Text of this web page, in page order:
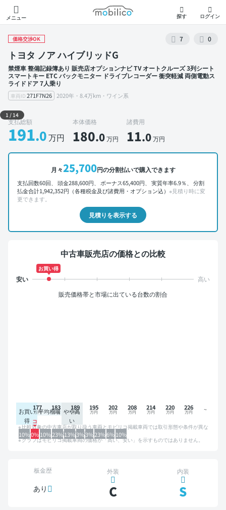
メニュー
モビリコ
探す ログイン
価格交渉OK 7 0
トヨタ ノア ハイブリッドG
禁煙車 整備記録簿あり 販売店オプションナビ TV オートクルーズ 3列シート
スマートキー ETC バックモニター ドライブレコーダー 衝突軽減 両側電動ス
ライドドア 7人乗り
車両ID 271F7N26 2020年・8.4万km・ワイン系
外装 左前
1 /14
支払総額
191.0万円
本体価格
180.0万円
諸費用
11.0万円
月々25,700円の分割払いで購入できます
支払回数60回、 頭金288,600円、 ボーナス65,400円、 実質年率6.9％、 分割
払金合計1,942,352円（各種税金及び諸費用・オプション込） ※見積り時に変
更できます。
見積りを表示する
中古車販売店の価格との比較
お買い得
販売価格帯と市場に出ている台数の割合
お買い
得
平均相場 やや高
い
10%0%10%23%13%3%3%23%6%10%
177 183 189 195 202 208 214 220 226
比較対象の中古車店が取り扱う車両とモビリコ掲載車両では取引形態や条件が異な
るため、グラフは参考情報です。
グラフはモビリコ掲載車両の価格が「高い、安い」を示すものではありません。
板金歴
あり
外装
C
内装
S